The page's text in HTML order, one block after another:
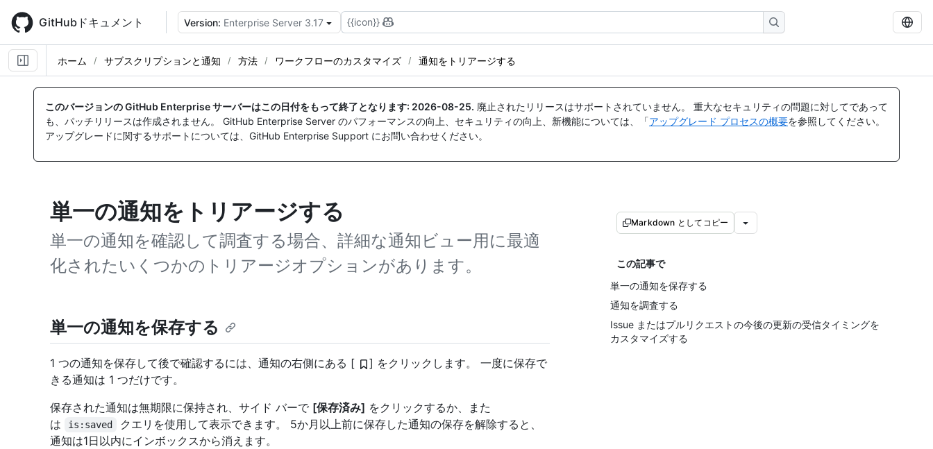
main
content
GitHubドキュメント Version: Enterprise Server 3.17 {{icon}}
ホーム サブスクリプションと通知 方法 ワークフローのカスタマイズ 通知をトリアージする
このバージョンの GitHub Enterprise サーバーはこの日付をもって終了となります: 2026-08-25. 廃止されたリリースはサポートされていません。 重大なセキュリティの問題に対してであって
も、パッチリリースは作成されません。 GitHub Enterprise Server のパフォーマンスの向上、セキュリティの向上、新機能については、「アップグレード プロセスの概要を参照してください。
アップグレードに関するサポートについては、GitHub Enterprise Support にお問い合わせください。
単一の通知をトリアージする
単一の通知を確認して調査する場合、詳細な通知ビュー用に最適
化されたいくつかのトリアージオプションがあります。
Markdown としてコピー
この記事で
単一の通知を保存する
通知を調査する
Issue またはプルリクエストの今後の更新の受信タイミングを
カスタマイズする
単一の通知を保存する
1 つの通知を保存して後で確認するには、通知の右側にある [
] をクリックします。 一度に保存で
きる通知は 1 つだけです。
保存された通知は無期限に保持され、サイド バーで [保存済み] をクリックするか、また
は
is:saved
クエリを使用して表示できます。 5か月以上前に保存した通知の保存を解除すると、
通知は1日以内にインボックスから消えます。